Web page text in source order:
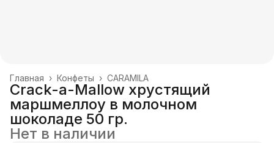
CARAMILA
Конфеты ›
Главная ›
Crack-a-Mallow хрустящий
маршмеллоу в молочном
шоколаде 50 гр.
Нет в наличии